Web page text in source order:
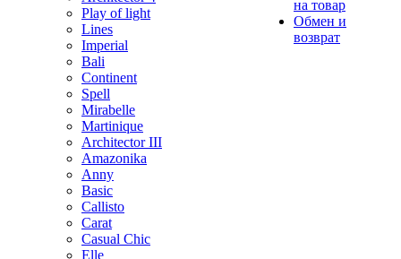
Play of light
Lines
Imperial
Bali
Continent
Spell
Mirabelle
Martinique
Architector III
Amazonika
Anny
Basic
Callisto
Carat
Casual Chic
Elle
на товар
Обмен и
возврат